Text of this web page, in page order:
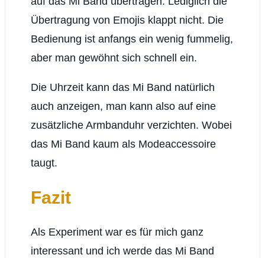
Übertragung von Emojis klappt nicht. Die
Bedienung ist anfangs ein wenig fummelig,
aber man gewöhnt sich schnell ein.
Die Uhrzeit kann das Mi Band natürlich
auch anzeigen, man kann also auf eine
zusätzliche Armbanduhr verzichten. Wobei
das Mi Band kaum als Modeaccessoire
taugt.
Fazit
Als Experiment war es für mich ganz
interessant und ich werde das Mi Band